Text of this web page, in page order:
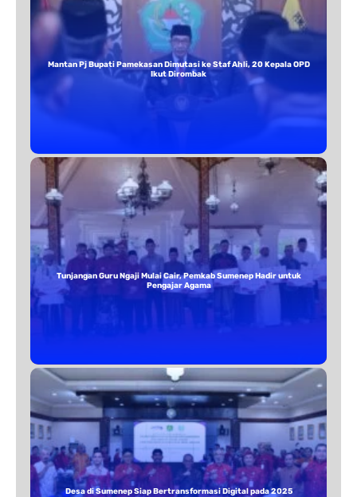
Mantan Pj Bupati Pamekasan Dimutasi ke Staf Ahli, 20 Kepala OPD
Ikut Dirombak
Tunjangan Guru Ngaji Mulai Cair, Pemkab Sumenep Hadir untuk
Pengajar Agama
Desa di Sumenep Siap Bertransformasi Digital pada 2025